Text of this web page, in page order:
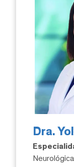
Dra.